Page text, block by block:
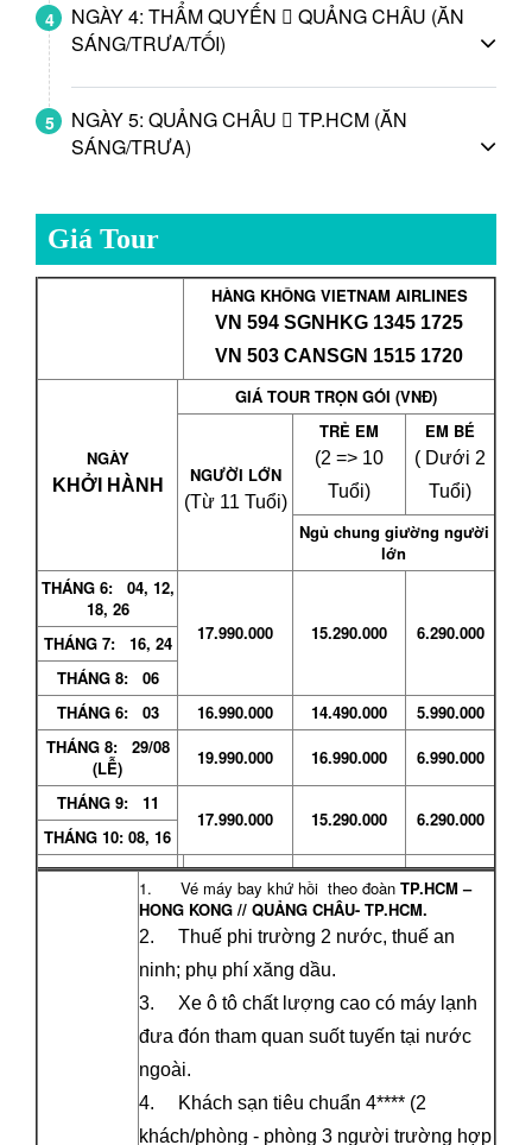
4
NGÀY 4: THẨM QUYẾN  QUẢNG CHÂU (ĂN
SÁNG/TRƯA/TỐI)
5
NGÀY 5: QUẢNG CHÂU  TP.HCM (ĂN
SÁNG/TRƯA)
Giá Tour
HÀNG KHÔNG VIETNAM AIRLINES
VN 594 SGNHKG 1345 1725
VN 503 CANSGN 1515 1720
NGÀY
KHỞI HÀNH
GIÁ TOUR TRỌN GÓI (VNĐ)
NGƯỜI LỚN
(Từ 11 Tuổi)
TRẺ EM
(2 => 10
Tuổi)
EM BÉ
( Dưới 2
Tuổi)
Ngủ chung giường người
lớn
THÁNG 6: 04, 12,
18, 26
17.990.000
15.290.000 6.290.000
THÁNG 7: 16, 24
THÁNG 8: 06
THÁNG 6: 03
16.990.000 14.490.000
5.990.000
THÁNG 8: 29/08
(LỄ)
19.990.000 16.990.000
6.990.000
THÁNG 9: 11
17.990.000 15.290.000 6.290.000
THÁNG 10: 08, 16
1. Vé máy bay khứ hồi theo đoàn TP.HCM –
HONG KONG // QUẢNG CHÂU- TP.HCM.
2. Thuế phi trường 2 nước, thuế an
ninh; phụ phí xăng dầu.
3. Xe ô tô chất lượng cao có máy lạnh
đưa đón tham quan suốt tuyến tại nước
ngoài.
4. Khách sạn tiêu chuẩn 4**** (2
khách/phòng - phòng 3 người trường hợp